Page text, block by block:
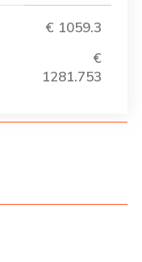
€ 1059.3
€
1281.753